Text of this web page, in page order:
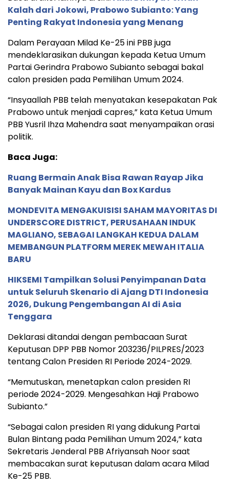
Kalah dari Jokowi, Prabowo Subianto: Yang
Penting Rakyat Indonesia yang Menang
Dalam Perayaan Milad Ke-25 ini PBB juga
mendeklarasikan dukungan kepada Ketua Umum
Partai Gerindra Prabowo Subianto sebagai bakal
calon presiden pada Pemilihan Umum 2024.
“Insyaallah PBB telah menyatakan kesepakatan Pak
Prabowo untuk menjadi capres,” kata Ketua Umum
PBB Yusril Ihza Mahendra saat menyampaikan orasi
politik.
Baca Juga:
Ruang Bermain Anak Bisa Rawan Rayap Jika
Banyak Mainan Kayu dan Box Kardus
MONDEVITA MENGAKUISISI SAHAM MAYORITAS DI
UNDERSCORE DISTRICT, PERUSAHAAN INDUK
MAGLIANO, SEBAGAI LANGKAH KEDUA DALAM
MEMBANGUN PLATFORM MEREK MEWAH ITALIA
BARU
HIKSEMI Tampilkan Solusi Penyimpanan Data
untuk Seluruh Skenario di Ajang DTI Indonesia
2026, Dukung Pengembangan AI di Asia
Tenggara
Deklarasi ditandai dengan pembacaan Surat
Keputusan DPP PBB Nomor 203236/PILPRES/2023
tentang Calon Presiden RI Periode 2024-2029.
“Memutuskan, menetapkan calon presiden RI
periode 2024-2029. Mengesahkan Haji Prabowo
Subianto.”
“Sebagai calon presiden RI yang didukung Partai
Bulan Bintang pada Pemilihan Umum 2024,” kata
Sekretaris Jenderal PBB Afriyansah Noor saat
membacakan surat keputusan dalam acara Milad
Ke-25 PBB.